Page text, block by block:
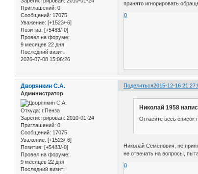
Приглашений: 0
Сообщений: 17075
Уважение: [+1523/-6]
Позитив: [+5483/-0]
Провел на форуме:
9 месяцев 22 дня
Последний визит:
2026-07-08 15:06:26
принято игнорировать
0
Поделиться2015-12-16
Дворянкин С.А.
Администратор
Откуда: г.Пенза
Зарегистрирован: 2010-01-24
Приглашений: 0
Сообщений: 17075
Уважение: [+1523/-6]
Позитив: [+5483/-0]
Провел на форуме:
9 месяцев 22 дня
Последний визит:
Николай 1958
Огласите весь список
Николай Семёнович, не
не отвечать на вопросы,
0